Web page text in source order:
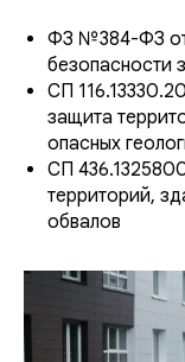
ФЗ №384-ФЗ от
безопасности
СП
защита
опасных
СП
территорий,
обвалов